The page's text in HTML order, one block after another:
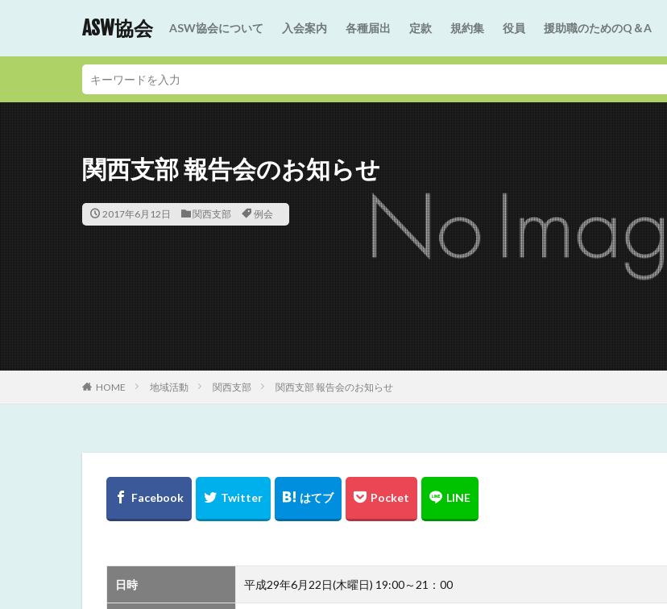
ASW協会 ASW協会について 入会案内 各種届出 定款 規約集 役員 援助職のためのQ＆A
関西支部 報告会のお知らせ
2017年6月12日 関西支部 例会
HOME 地域活動 関西支部 関西支部 報告会のお知らせ
日時 平成29年6月22日(木曜日) 19:00～21：00